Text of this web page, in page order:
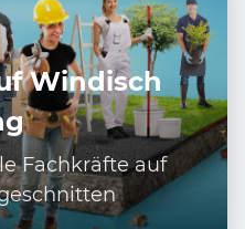
Windisch
Fachkräfte auf